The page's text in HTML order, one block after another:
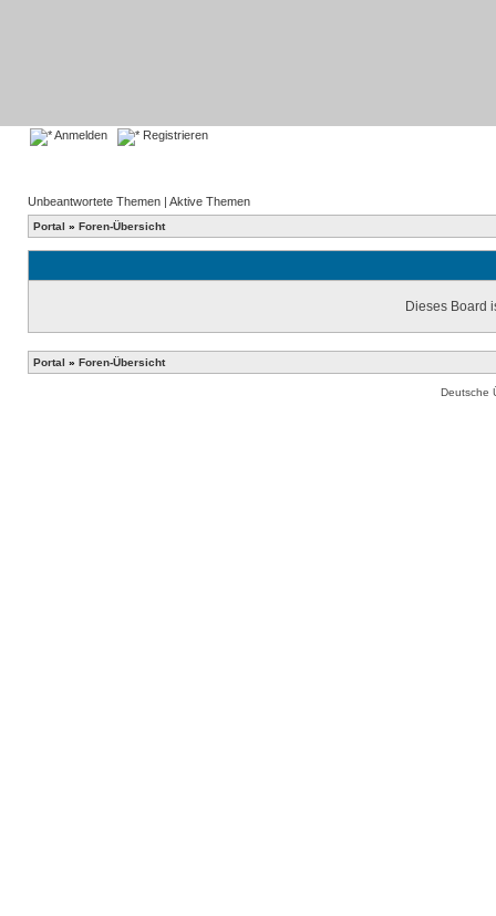
Anmelden Registrieren
Unbeantwortete Themen | Aktive Themen
Portal » Foren-Übersicht
Dieses Board
Portal » Foren-Übersicht
Deutsche